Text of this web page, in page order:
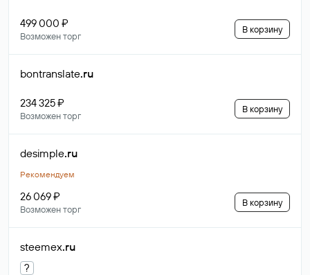
499 000 ₽
Возможен торг
В корзину
bontranslate.ru
234 325 ₽
Возможен торг
В корзину
desimple.ru
Рекомендуем
26 069 ₽
Возможен торг
В корзину
steemex.ru
?